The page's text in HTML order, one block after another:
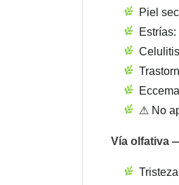
Piel
⚠ No
Vía olfativa